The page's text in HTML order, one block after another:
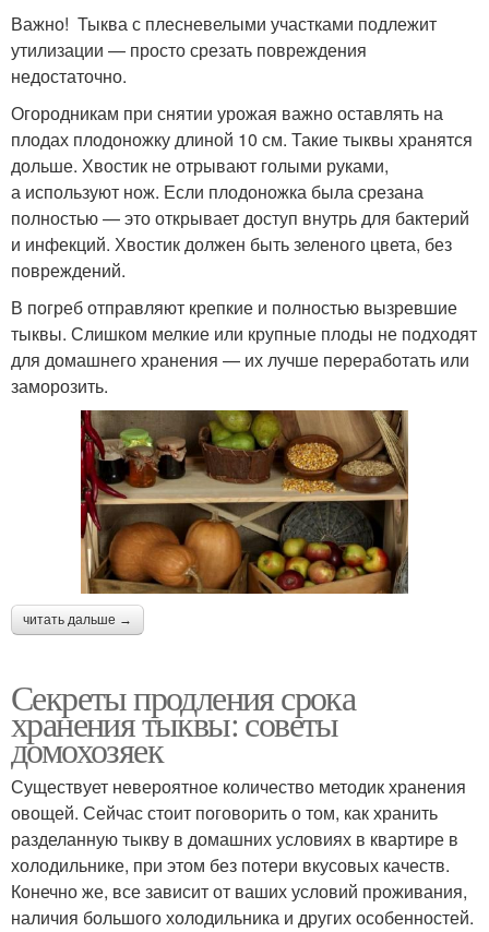
Важно! Тыква с плесневелыми участками подлежит
утилизации — просто срезать повреждения
недостаточно.
Огородникам при снятии урожая важно оставлять на
плодах плодоножку длиной 10 см. Такие тыквы хранятся
дольше. Хвостик не отрывают голыми руками,
а используют нож. Если плодоножка была срезана
полностью — это открывает доступ внутрь для бактерий
и инфекций. Хвостик должен быть зеленого цвета, без
повреждений.
В погреб отправляют крепкие и полностью вызревшие
тыквы. Слишком мелкие или крупные плоды не подходят
для домашнего хранения — их лучше переработать или
заморозить.
читать дальше →
Секреты продления срока
хранения тыквы: советы
домохозяек
Существует невероятное количество методик хранения
овощей. Сейчас стоит поговорить о том, как хранить
разделанную тыкву в домашних условиях в квартире в
холодильнике, при этом без потери вкусовых качеств.
Конечно же, все зависит от ваших условий проживания,
наличия большого холодильника и других особенностей.